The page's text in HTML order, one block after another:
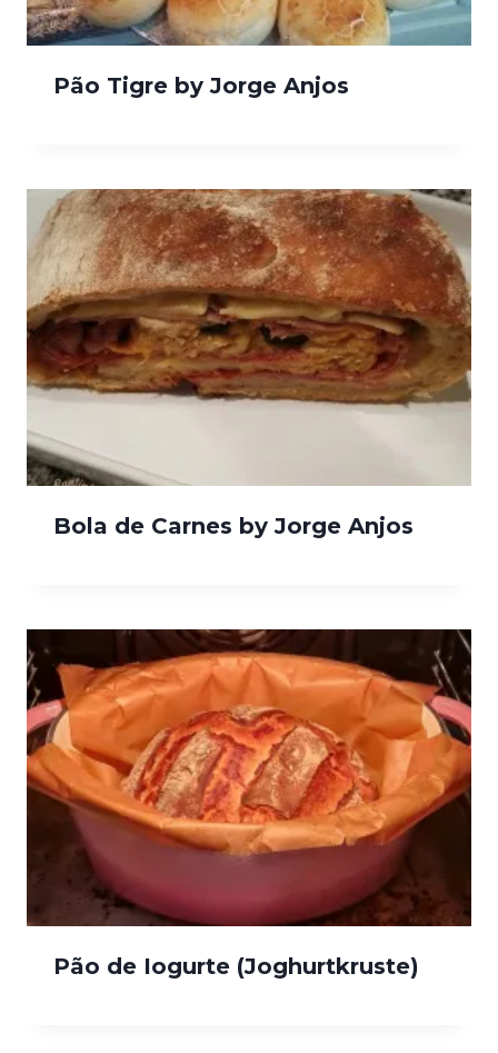
Pão Tigre by Jorge Anjos
Bola de Carnes by Jorge Anjos
Pão de Iogurte (Joghurtkruste)